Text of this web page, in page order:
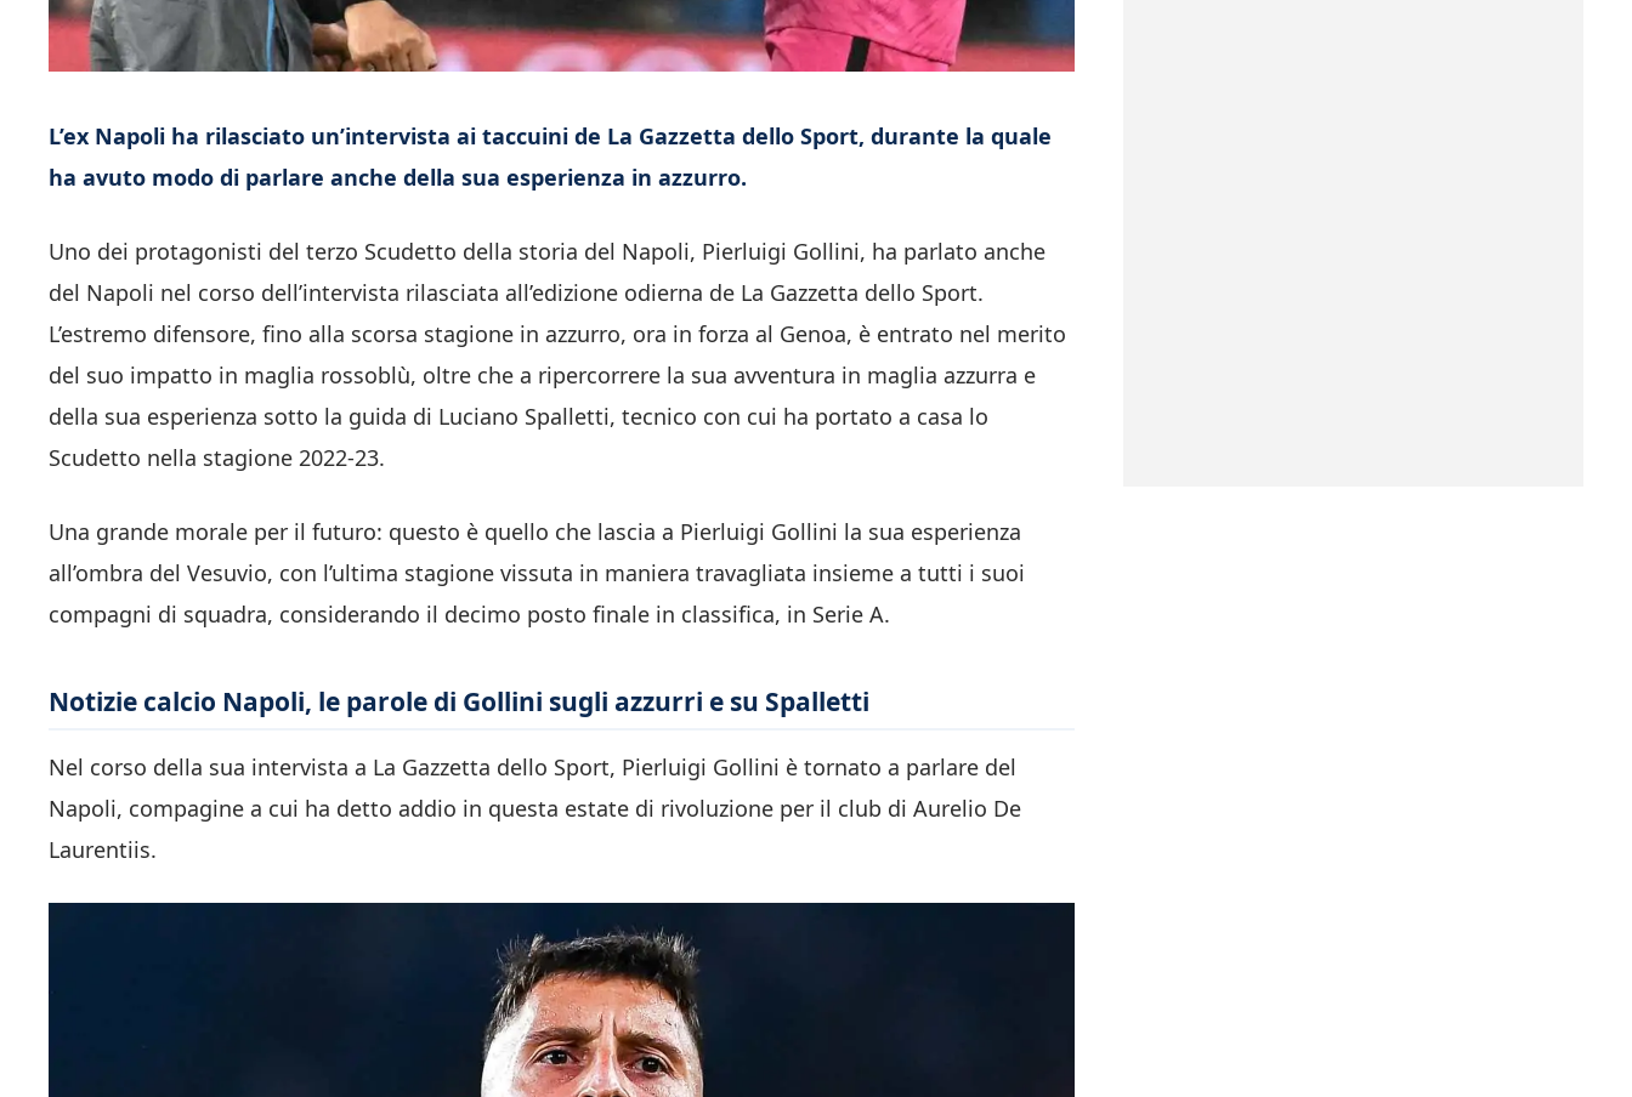
L’ex Napoli ha rilasciato un’intervista ai taccuini de La Gazzetta dello Sport, durante la quale
ha avuto modo di parlare anche della sua esperienza in azzurro.
Uno dei protagonisti del terzo Scudetto della storia del Napoli, Pierluigi Gollini, ha parlato anche
del Napoli nel corso dell’intervista rilasciata all’edizione odierna de La Gazzetta dello Sport.
L’estremo difensore, fino alla scorsa stagione in azzurro, ora in forza al Genoa, è entrato nel merito
del suo impatto in maglia rossoblù, oltre che a ripercorrere la sua avventura in maglia azzurra e
della sua esperienza sotto la guida di Luciano Spalletti, tecnico con cui ha portato a casa lo
Scudetto nella stagione 2022-23.
Una grande morale per il futuro: questo è quello che lascia a Pierluigi Gollini la sua esperienza
all’ombra del Vesuvio, con l’ultima stagione vissuta in maniera travagliata insieme a tutti i suoi
compagni di squadra, considerando il decimo posto finale in classifica, in Serie A.
Notizie calcio Napoli, le parole di Gollini sugli azzurri e su Spalletti
Nel corso della sua intervista a La Gazzetta dello Sport, Pierluigi Gollini è tornato a parlare del
Napoli, compagine a cui ha detto addio in questa estate di rivoluzione per il club di Aurelio De
Laurentiis.